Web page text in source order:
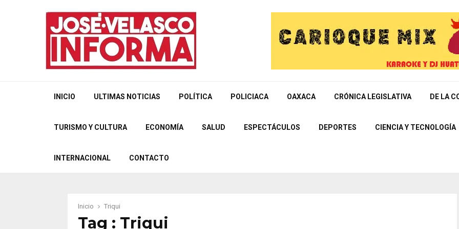
INICIO ULTIMAS NOTICIAS POLÍTICA POLICIACA OAXACA CRÓNICA LEGISLATIVA DE LA
TURISMO Y CULTURA ECONOMÍA SALUD ESPECTÁCULOS DEPORTES CIENCIA Y TECNOLOGÍA
INTERNACIONAL CONTACTO
Inicio Triqui
Tag : Triqui